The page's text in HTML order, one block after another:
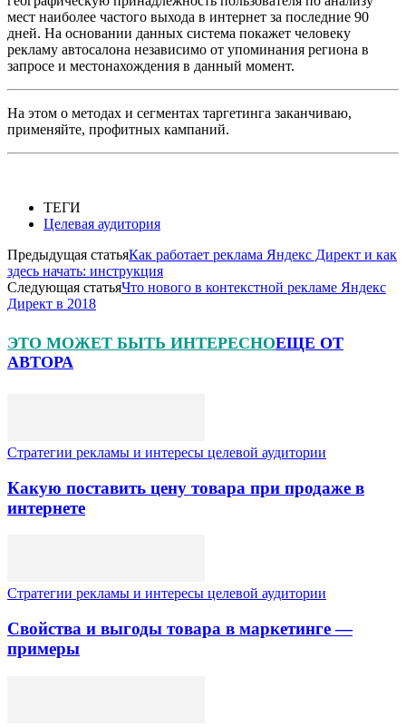
мест наиболее частого выхода в интернет за последние 90
дней. На основании данных система покажет человеку
рекламу автосалона независимо от упоминания региона в
запросе и местонахождения в данный момент.
На этом о методах и сегментах таргетинга заканчиваю,
применяйте, профитных кампаний.
ТЕГИ
Целевая аудитория
Предыдущая статьяКак работает реклама Яндекс Директ и как
здесь начать: инструкция
Следующая статьяЧто нового в контекстной рекламе Яндекс
Директ в 2018
ЭТО МОЖЕТ БЫТЬ ИНТЕРЕСНОЕЩЕ ОТ
АВТОРА
Стратегии рекламы и интересы целевой аудитории
Какую поставить цену товара при продаже в
интернете
Стратегии рекламы и интересы целевой аудитории
Свойства и выгоды товара в маркетинге —
примеры